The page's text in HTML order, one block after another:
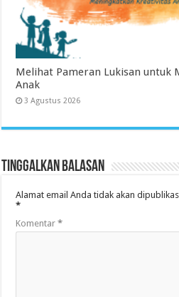
Melihat Pameran Lukisan untuk
Anak
3 Agustus 2026
Tinggalkan Balasan
Alamat email Anda tidak akan
*
Komentar*